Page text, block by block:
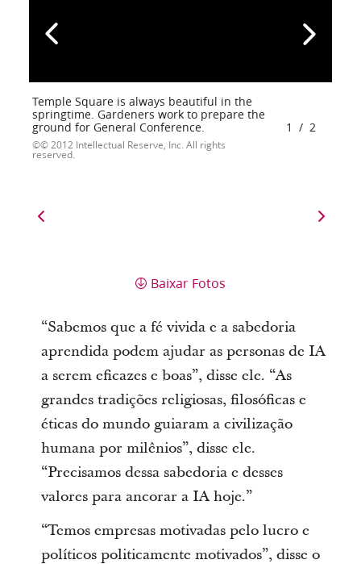
Temple Square is always beautiful in the
springtime. Gardeners work to prepare the
ground for General Conference.
© 2012 Intellectual Reserve, Inc. All rights
reserved.
1 / 2
Baixar Fotos
“Sabemos que a fé vivida e a sabedoria
aprendida podem ajudar as personas de IA
a serem eficazes e boas”, disse ele. “As
grandes tradições religiosas, filosóficas e
éticas do mundo guiaram a civilização
humana por milênios”, disse ele.
“Precisamos dessa sabedoria e desses
valores para ancorar a IA hoje.”
“Temos empresas motivadas pelo lucro e
políticos politicamente motivados”, disse o